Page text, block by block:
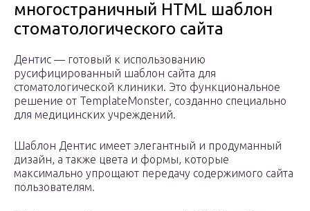
многостраничный HTML шаблон
стоматологического сайта
Дентис — готовый к использованию
русифицированный шаблон сайта для
стоматологической клиники. Это функциональное
решение от TemplateMonster, созданно специально
для медицинских учреждений.
Шаблон Дентис имеет элегантный и продуманный
дизайн, а также цвета и формы, которые
максимально упрощают передачу содержимого сайта
пользователям.